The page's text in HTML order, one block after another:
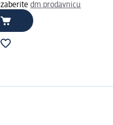
Izaberitedm prodavnicu